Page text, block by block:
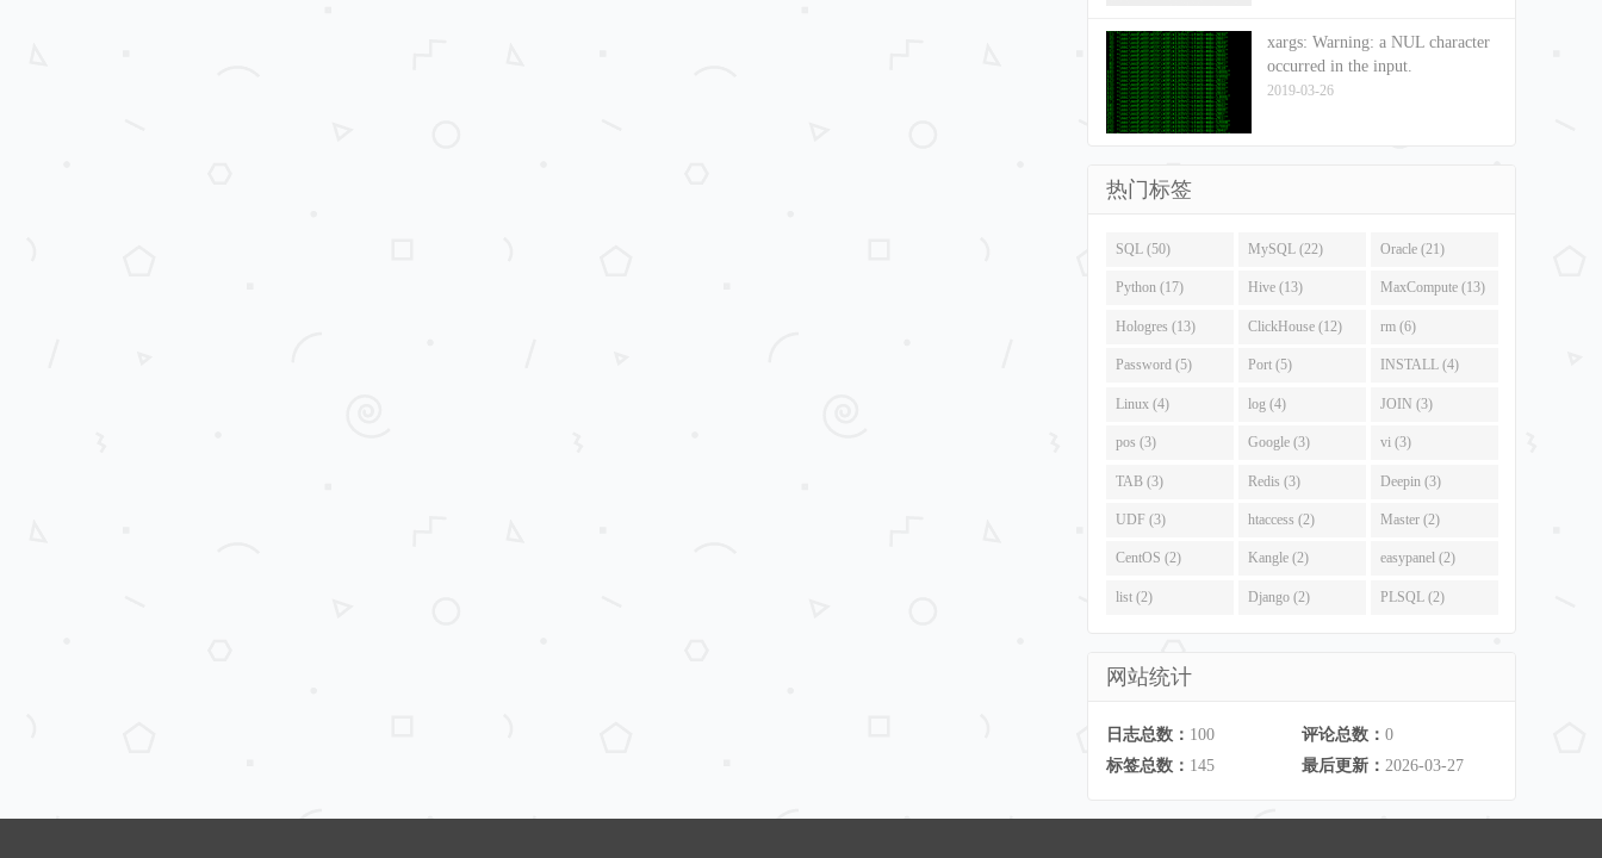
xargs: Warning: a NUL character
occurred in the input.
2019-03-26
热门标签
SQL (50) MySQL (22) Oracle (21)
Python (17) Hive (13) MaxCompute (13)
Hologres (13) ClickHouse (12) rm (6)
Password (5) Port (5) INSTALL (4)
Linux (4) log (4) JOIN (3)
pos (3) Google (3) vi (3)
TAB (3) Redis (3) Deepin (3)
UDF (3) htaccess (2) Master (2)
CentOS (2) Kangle (2) easypanel (2)
list (2) Django (2) PLSQL (2)
网站统计
日志总数： 100 评论总数： 0
标签总数： 145 最后更新： 2026-03-27